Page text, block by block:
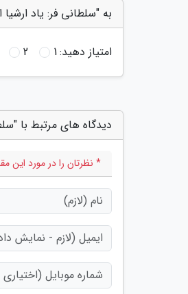
به "سلطانی فر: یاد
امتیاز دهید:1
2
دیدگاه های مرتبط با
* نظرتان را در مورد این